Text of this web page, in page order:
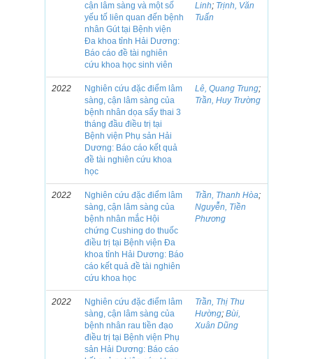
cận lâm sàng và một số
yếu tố liên quan đến bệnh
nhân Gút tại Bệnh viện
Đa khoa tỉnh Hải Dương:
Báo cáo đề tài nghiên
cứu khoa học sinh viên
Linh; Trịnh, Văn
Tuấn
2022
Nghiên cứu đặc điểm lâm
sàng, cận lâm sàng của
bệnh nhân dọa sẩy thai 3
tháng đầu điều trị tại
Bệnh viện Phụ sản Hải
Dương: Báo cáo kết quả
đề tài nghiên cứu khoa
học
Lê, Quang Trung;
Trần, Huy Trường
2022
Nghiên cứu đặc điểm lâm
sàng, cận lâm sàng của
bệnh nhân mắc Hội
chứng Cushing do thuốc
điều trị tại Bệnh viện Đa
khoa tỉnh Hải Dương: Báo
cáo kết quả đề tài nghiên
cứu khoa học
Trần, Thanh Hòa;
Nguyễn, Tiền
Phương
2022
Nghiên cứu đặc điểm lâm
sàng, cận lâm sàng của
bệnh nhân rau tiền đạo
điều trị tại Bệnh viện Phụ
sản Hải Dương: Báo cáo
Trần, Thị Thu
Hường; Bùi,
Xuân Dũng